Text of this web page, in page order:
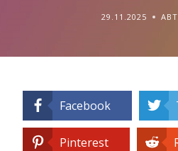
29.11.2025
Facebook
Pinterest